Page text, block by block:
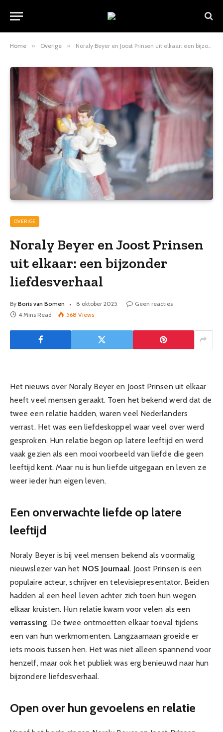
Home » Overige » Noraly Beyer en Joost Prinsen uit elkaar: een bijzonder liefdesverhaal
OVERIGE
Noraly Beyer en Joost Prinsen
uit elkaar: een bijzonder
liefdesverhaal
By Boris van Bomen 8 oktober 2025
Geen reacties
4 Mins Read
568 Views
Het nieuws over Noraly Beyer en Joost Prinsen uit elkaar
heeft veel mensen geraakt. Toen het bekend werd dat de
twee een relatie hadden, waren veel Nederlanders
verrast. Het was een liefdeskoppel waar veel over werd
gesproken. Hun relatie begon op latere leeftijd en werd
vaak gezien als een mooi voorbeeld van liefde die geen
leeftijd kent. Maar nu is hun liefde uitgegaan en leven ze
weer ieder hun eigen leven.
Een onverwachte liefde op latere
leeftijd
Noraly Beyer is bij veel mensen bekend als voormalig
nieuwslezer van het NOS Journaal. Joost Prinsen is een
populaire acteur, schrijver en televisiepresentator. Beiden
hadden al een heel leven achter zich toen hun wegen
elkaar kruisten. Hun relatie kwam voor velen als een
verrassing. De twee ontmoetten elkaar toeval tijdens
een van hun werkmomenten. Langzaamaan groeide er
iets moois tussen hen. Het was niet alleen spannend voor
henzelf, maar ook het publiek was erg benieuwd naar hun
bijzondere liefdesverhaal.
Open over hun gevoelens en relatie